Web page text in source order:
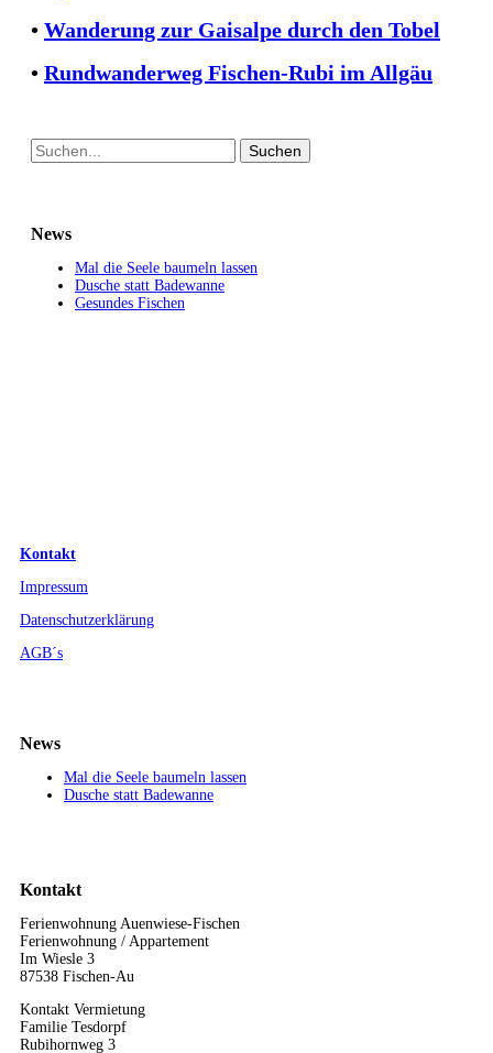
• Wanderung zur Gaisalpe durch den Tobel
• Rundwanderweg Fischen-Rubi im Allgäu
Suche
nach:
News
Mal die Seele baumeln lassen
Dusche statt Badewanne
Gesundes Fischen
Kontakt
Impressum
Datenschutzerklärung
AGB´s
News
Mal die Seele baumeln lassen
Dusche statt Badewanne
Kontakt
Ferienwohnung Auenwiese-Fischen
Ferienwohnung / Appartement
Im Wiesle 3
87538 Fischen-Au
Kontakt Vermietung
Familie Tesdorpf
Rubihornweg 3